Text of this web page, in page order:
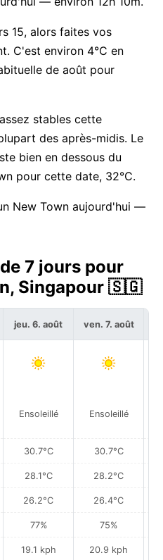
15, alors faites vos
C'est environ 4°C en
de août pour
stables cette
des après-midis. Le
bien en dessous du
pour cette date, 32°C.
New Town aujourd'hui —
7 jours pour
Singapour 🇸🇬
jeu. 6. août
Ensoleillé
30.7°C
28.1°C
26.2°C
77%
19.1 kph
ven. 7. août
Ensoleillé
30.7°C
28.2°C
26.4°C
75%
20.9 kph